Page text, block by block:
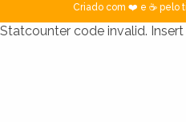
Criado com ❤️ e ☕ pelo
Statcounter code invalid.